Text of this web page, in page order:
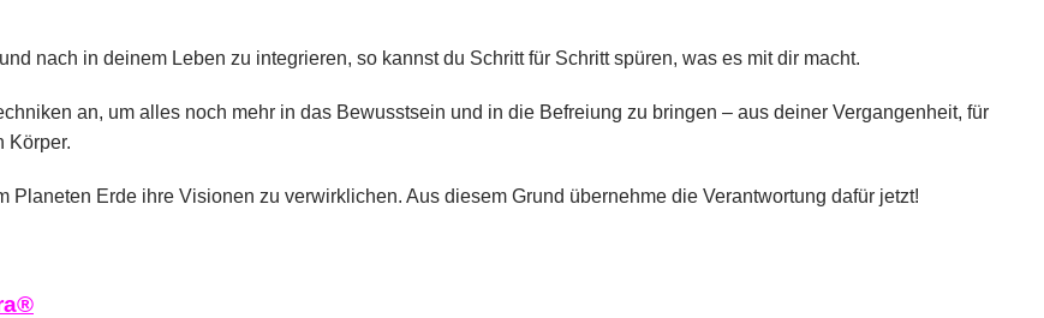
nach in deinem Leben zu integrieren, so kannst du Schritt für Schritt spüren, was es mit dir macht.
an, um alles noch mehr in das Bewusstsein und in die Befreiung zu bringen – aus deiner Vergangenheit, für
Körper.
Erde ihre Visionen zu verwirklichen. Aus diesem Grund übernehme die Verantwortung dafür jetzt!